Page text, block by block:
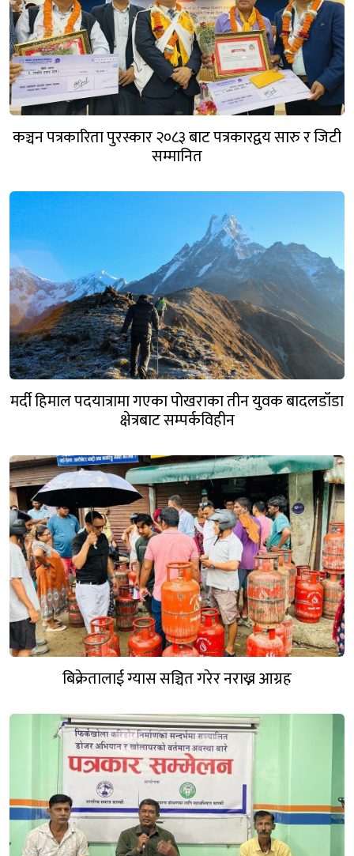
कञ्चन पत्रकारिता पुरस्कार २०८३ बाट पत्रकारद्वय सारु र जिटी
सम्मानित
मर्दी हिमाल पदयात्रामा गएका पोखराका तीन युवक बादलडाँडा
क्षेत्रबाट सम्पर्कविहीन
बिक्रेतालाई ग्यास सञ्चित गरेर नराख्न आग्रह